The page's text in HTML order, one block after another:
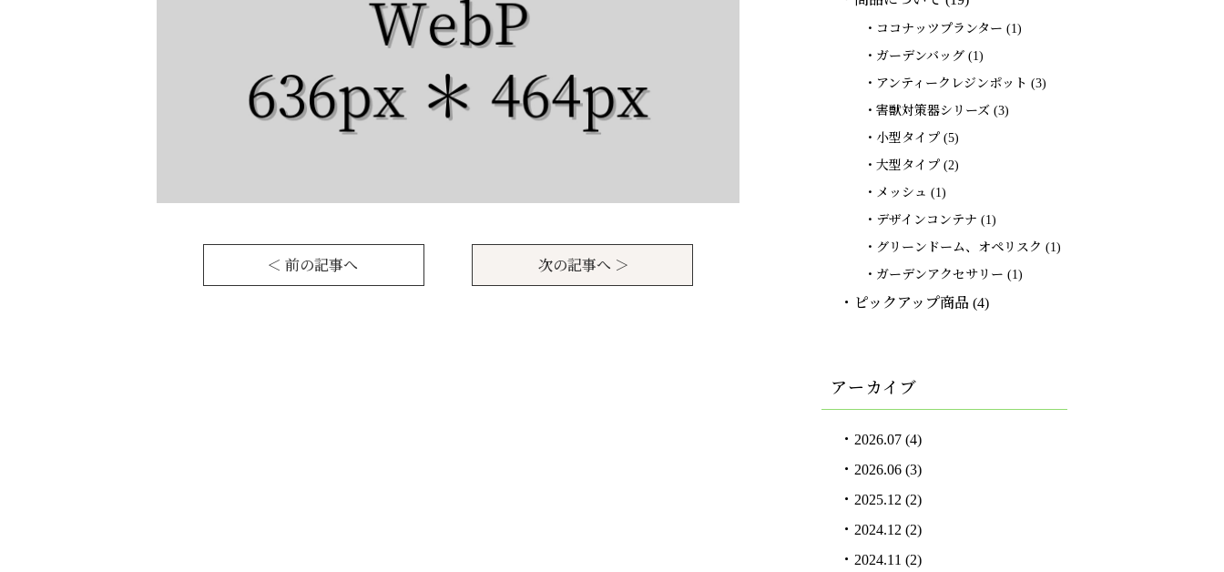
＜ 前の記事へ 次の記事へ ＞
ココナッツプランター (1)
ガーデンバッグ (1)
アンティークレジンポット (3)
害獣対策器シリーズ (3)
小型タイプ (5)
大型タイプ (2)
メッシュ (1)
デザインコンテナ (1)
グリーンドーム、オペリスク (1)
ガーデンアクセサリー (1)
ピックアップ商品 (4)
アーカイブ
2026.07 (4)
2026.06 (3)
2025.12 (2)
2024.12 (2)
2024.11 (2)